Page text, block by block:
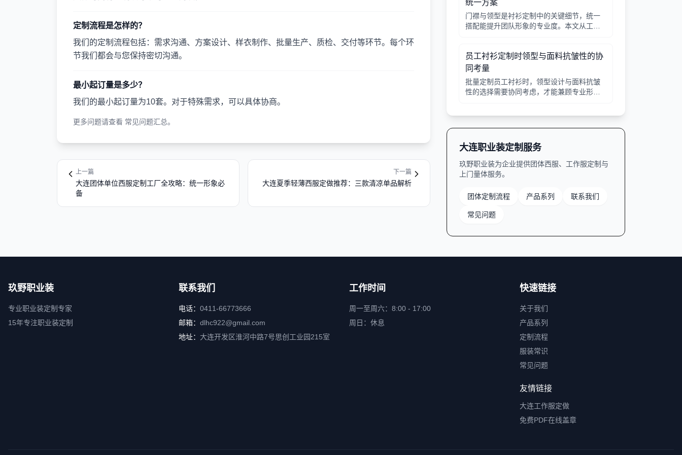
定制流程是怎样的？
我们的定制流程包括：需求沟通、方案设计、样衣制作、批量生产、质检、交付等环节。每个环
节我们都会与您保持密切沟通。
最小起订量是多少？
我们的最小起订量为10套。对于特殊需求，可以具体协商。
更多问题请查看 常见问题汇总。
上一篇
大连团体单位西服定制工厂全攻略：统一形象必
备
下一篇
大连夏季轻薄西服定做推荐：三款清凉单品解析
统一方案
门襟与领型是衬衫定制中的关键细节，统一
搭配能提升团队形象的专业度。本文从工艺
决策。
员工衬衫定制时领型与面料抗皱性的协
同考量
批量定制员工衬衫时，领型设计与面料抗皱
性的选择需要协同考虑，才能兼顾专业形象
大连职业装定制服务
玖野职业装为企业提供团体西服、工作服定制与
上门量体服务。
团体定制流程 产品系列 联系我们
常见问题
玖野职业装
专业职业装定制专家
15年专注职业装定制
联系我们
电话： 0411-66773666
邮箱： dlhc922@gmail.com
地址： 大连开发区淮河中路7号思创工业园215室
工作时间
周一至周六：8:00 - 17:00
周日：休息
快速链接
关于我们
产品系列
定制流程
服装常识
常见问题
友情链接
大连工作服定做
免费PDF在线盖章